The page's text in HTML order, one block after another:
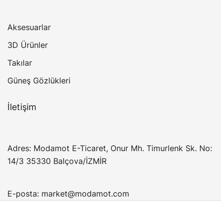
Aksesuarlar
3D Ürünler
Takılar
Güneş Gözlükleri
İletişim
Adres: Modamot E-Ticaret, Onur Mh. Timurlenk Sk. No:
14/3 35330 Balçova/İZMİR
E-posta: market@modamot.com